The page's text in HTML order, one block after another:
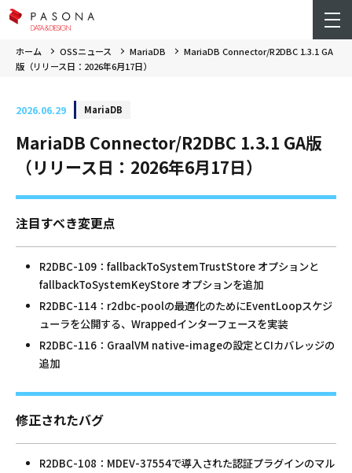
ホーム OSSニュース MariaDB
MariaDB Connector/R2DBC 1.3.1 GA
版（リリース日：2026年6月17日）
2026.06.29 MariaDB
MariaDB Connector/R2DBC 1.3.1 GA版
（リリース日：2026年6月17日）
注目すべき変更点
R2DBC-109：fallbackToSystemTrustStore オプションと
fallbackToSystemKeyStore オプションを追加
R2DBC-114：r2dbc-poolの最適化のためにEventLoopスケジ
ューラを公開する、Wrappedインターフェースを実装
R2DBC-116：GraalVM native-imageの設定とCIカバレッジの
追加
修正されたバグ
R2DBC-108：MDEV-37554で導入された認証プラグインのマル